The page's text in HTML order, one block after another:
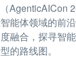
AgenticAICon
能体领域的前
融合，探寻智
的路线图。